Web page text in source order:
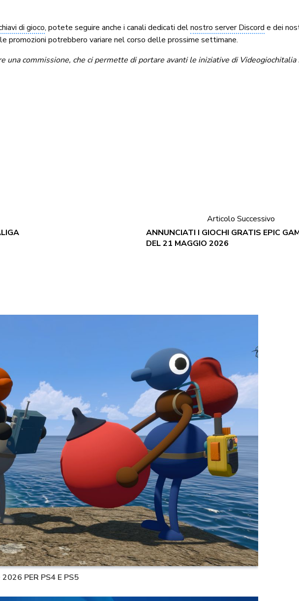
di gioco, potete seguire anche i canali dedicati delnostro server Discord e dei
promozioni potrebbero variare nel corso delle prossime settimane.
commissione, che ci permette di portare avanti le iniziative di
Articolo Successivo
ANNUNCIATI I GIOCHI GRATIS EPIC
DEL 21 MAGGIO 2026
PER PS4 E PS5